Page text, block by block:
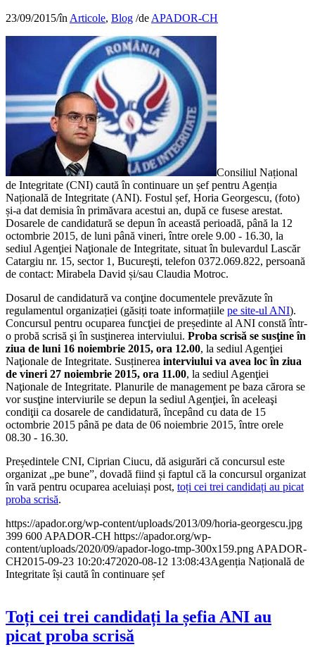
23/09/2015/în Articole, Blog /de APADOR-CH
Consiliul Național
de Integritate (CNI) caută în continuare un șef pentru Agenția
Națională de Integritate (ANI). Fostul șef, Horia Georgescu, (foto)
și-a dat demisia în primăvara acestui an, după ce fusese arestat.
Dosarele de candidatură se depun în această perioadă, până la 12
octombrie 2015, de luni până vineri, între orele 9.00 ‐ 16.30, la
sediul Agenţiei Naţionale de Integritate, situat în bulevardul Lascăr
Catargiu nr. 15, sector 1, Bucureşti, telefon 0372.069.822, persoană
de contact: Mirabela David și/sau Claudia Motroc.
Dosarul de candidatură va conţine documentele prevăzute în
regulamentul organizației (găsiți toate informațiile pe site-ul ANI).
Concursul pentru ocuparea funcţiei de președinte al ANI constă într‐
o probă scrisă şi în susţinerea interviului. Proba scrisă se susţine în
ziua de luni 16 noiembrie 2015, ora 12.00, la sediul Agenţiei
Naţionale de Integritate. Susținerea interviului va avea loc în ziua
de vineri 27 noiembrie 2015, ora 11.00, la sediul Agenţiei
Naţionale de Integritate. Planurile de management pe baza cărora se
vor susţine interviurile se depun la sediul Agenţiei, în aceleaşi
condiţii ca dosarele de candidatură, începând cu data de 15
octombrie 2015 până pe data de 06 noiembrie 2015, între orele
08.30 ‐ 16.30.
Președintele CNI, Ciprian Ciucu, dă asigurări că concursul este
organizat „pe bune”, dovadă fiind și faptul că la concursul organizat
în vară pentru ocuparea aceluiași post, toți cei trei candidați au picat
proba scrisă.
https://apador.org/wp-content/uploads/2013/09/horia-georgescu.jpg
399 600 APADOR-CH https://apador.org/wp-
content/uploads/2020/09/apador-logo-tmp-300x159.png APADOR-
CH2015-09-23 10:20:472020-08-12 13:08:43Agenția Națională de
Integritate își caută în continuare șef
Toți cei trei candidați la șefia ANI au
picat proba scrisă